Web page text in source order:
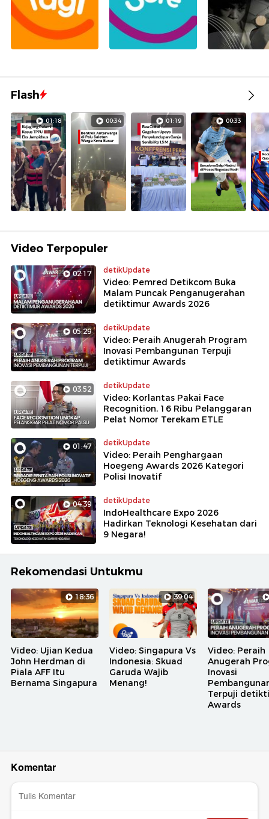
Flash
01:18 00:34 01:19 00:33
Video Terpopuler
02:17 detikUpdate
Video: Pemred Detikcom Buka
Malam Puncak Penganugerahan
detiktimur Awards 2026
05:29 detikUpdate
Video: Peraih Anugerah Program
Inovasi Pembangunan Terpuji
detiktimur Awards
03:52 detikUpdate
Video: Korlantas Pakai Face
Recognition, 16 Ribu Pelanggaran
Pelat Nomor Terekam ETLE
01:47 detikUpdate
Video: Peraih Penghargaan
Hoegeng Awards 2026 Kategori
Polisi Inovatif
04:39 detikUpdate
IndoHealthcare Expo 2026
Hadirkan Teknologi Kesehatan dari
9 Negara!
Rekomendasi Untukmu
18:36
Video: Ujian Kedua
John Herdman di
Piala AFF Itu
Bernama Singapura
39:04
Video: Singapura Vs
Indonesia: Skuad
Garuda Wajib
Menang!
Video: Peraih
Anugerah
Inovasi
Terpuji
Awards